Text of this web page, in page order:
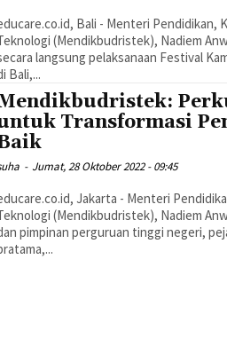
Bali - Menteri Pendidikan,
(Mendikbudristek), Nadiem
langsung pelaksanaan Festival
Bali,...
Transformasi
- Jumat, 28 Oktober 2022 - 09:45
Jakarta - Menteri
(Mendikbudristek), Nadiem
pimpinan perguruan tinggi negeri,